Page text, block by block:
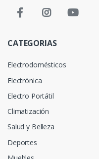
CATEGORIAS
Electrodomésticos
Electrónica
Electro Portátil
Climatización
Salud y Belleza
Deportes